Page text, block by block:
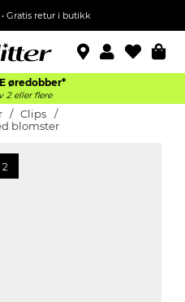
Gratis retur i butikk
øredobber*
2 eller flere
Clips
blomster